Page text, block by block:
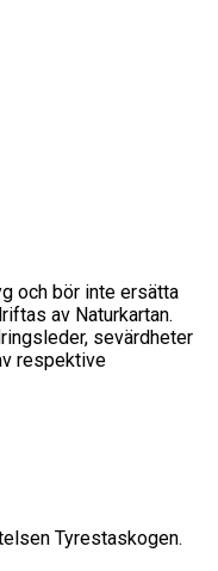
och bör inte ersätta
av Naturkartan.
sevärdheter
respektive
Tyrestaskogen.